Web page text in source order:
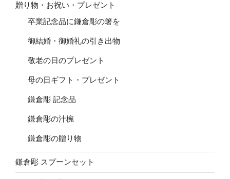
贈り物・お祝い・プレゼント
卒業記念品に鎌倉彫の箸を
御結婚・御婚礼の引き出物
敬老の日のプレゼント
母の日ギフト・プレゼント
鎌倉彫 記念品
鎌倉彫の汁椀
鎌倉彫の贈り物
鎌倉彫 スプーンセット